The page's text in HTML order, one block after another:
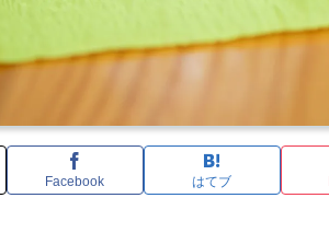
Facebook はてブ